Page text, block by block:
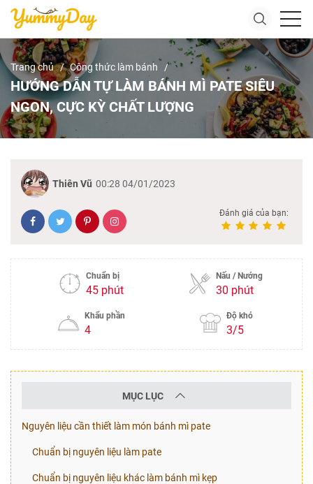
Trang chủ Công thức làm bánh
HƯỚNG DẪN TỰ LÀM BÁNH MÌ PATE SIÊU
NGON, CỰC KỲ CHẤT LƯỢNG
Thiên Vũ 00:28 04/01/2023
Đánh giá của bạn:
Chuẩn bị
45 phút
Nấu / Nướng
30 phút
Khẩu phần
4
Độ khó
3/5
MỤC LỤC
Nguyên liệu cần thiết làm món bánh mì pate
Chuẩn bị nguyên liệu làm pate
Chuẩn bị nguyên liệu khác làm bánh mì kẹp